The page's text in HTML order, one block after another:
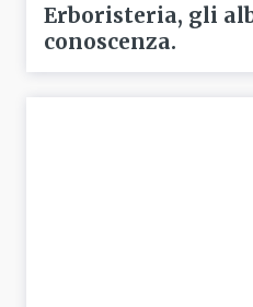
Erboristeria, gli
conoscenza.